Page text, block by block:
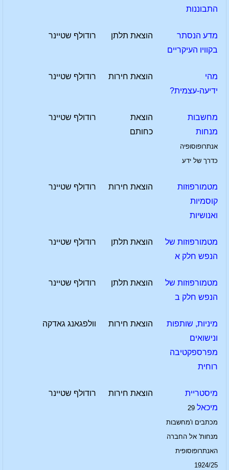
התבוננות
מדע הנסתר
בקוויו העיקריים
הוצאת תלתן רודולף שטיינר
מהי
ידיעה-עצמית?
הוצאת חירות רודולף שטיינר
מחשבות
מנחות
אנתרופוסופיה
כדרך של ידע
הוצאת
כחותם
רודולף שטיינר
מטמורפוזות
קוסמיות
ואנושיות
הוצאת חירות רודולף שטיינר
מטמורפוזות של
הנפש חלק א
הוצאת תלתן רודולף שטיינר
מטמורפוזות של
הנפש חלק ב
הוצאת תלתן רודולף שטיינר
מיניות, שותפות
ונישואים
מפרספקטיבה
רוחית
הוצאת חירות וולפגאנג גאדקה
מיסטריית
מיכאל 29
מכתבים ו'מחשבות
מנחות' אל החברה
האנתרופוסופית
1924/25
הוצאת חירות רודולף שטיינר